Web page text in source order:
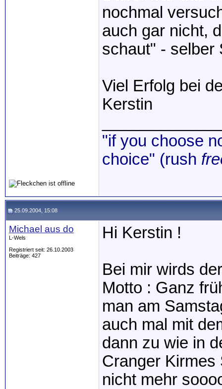
nochmal
auch gar nicht,
schaut" - selber
Viel Erfolg bei
Kerstin
"if you choose
choice" (rush
25.09.2004, 15:08
Michael aus do
L-Wels
Registriert seit: 26.10.2003
Beiträge: 427
Hi Kerstin !
Bei mir wirds
Motto : Ganz
man am
auch mal mit
dann zu wie in
Cranger Kirmes
nicht mehr